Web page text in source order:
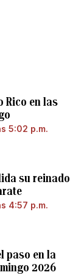
Rico en las
5:02 p.m.
su reinado
4:57 p.m.
paso en la
2026